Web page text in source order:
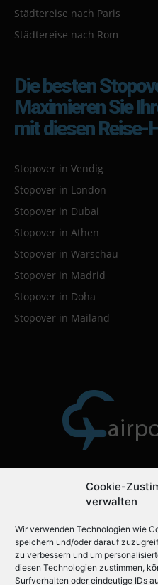
Cookie-
verwalten
Wir verwenden Technologien wie
speichern und/oder darauf
zu verbessern und um
diesen Technologien zustimmen,
Surfverhalten oder eindeutige IDs
Städtereise nach Paris
Städtereise nach Rom
Die besten
Maximieren Sie
mit diesen Reise-
Stopover in Vendig
Stopover in London
Stopover in Dubai
Stopover in Athen
Stopover in Warschau
Stopover in Madrid
Stopover in Doha
Stopover in Mailand
Airportdetails.de ist der
nächste Reise.